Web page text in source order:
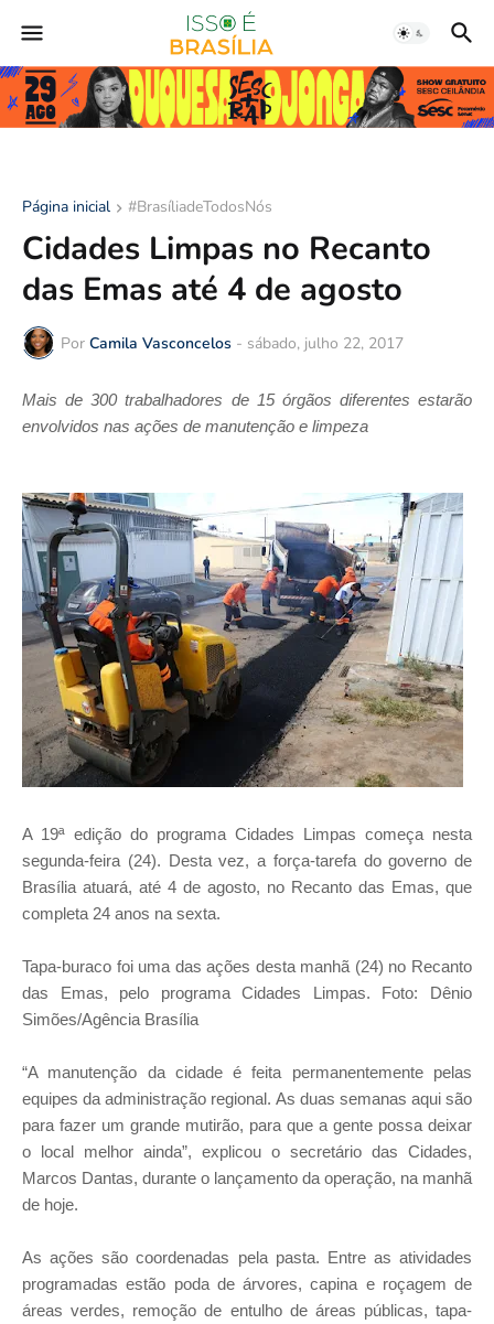
Página inicial #BrasíliadeTodosNós
Cidades Limpas no Recanto
das Emas até 4 de agosto
Por Camila Vasconcelos - sábado, julho 22, 2017
Mais de 300 trabalhadores de 15 órgãos diferentes estarão
envolvidos nas ações de manutenção e limpeza
A 19ª edição do programa Cidades Limpas começa nesta
segunda-feira (24). Desta vez, a força-tarefa do governo de
Brasília atuará, até 4 de agosto, no Recanto das Emas, que
completa 24 anos na sexta.
Tapa-buraco foi uma das ações desta manhã (24) no Recanto
das Emas, pelo programa Cidades Limpas. Foto: Dênio
Simões/Agência Brasília
“A manutenção da cidade é feita permanentemente pelas
equipes da administração regional. As duas semanas aqui são
para fazer um grande mutirão, para que a gente possa deixar
o local melhor ainda”, explicou o secretário das Cidades,
Marcos Dantas, durante o lançamento da operação, na manhã
de hoje.
As ações são coordenadas pela pasta. Entre as atividades
programadas estão poda de árvores, capina e roçagem de
áreas verdes, remoção de entulho de áreas públicas, tapa-